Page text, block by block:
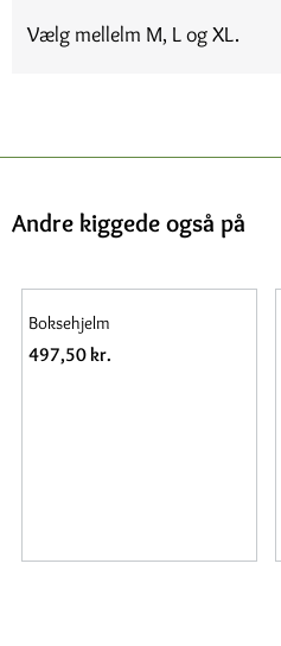
Vælg mellelm M, L og XL.
Andre kiggede også på
Boksehjelm
497,50 kr.